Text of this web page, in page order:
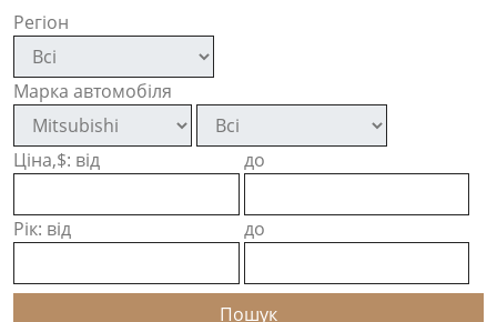
Регіон
Марка автомобіля
Ціна,$: від до
Рік: від до